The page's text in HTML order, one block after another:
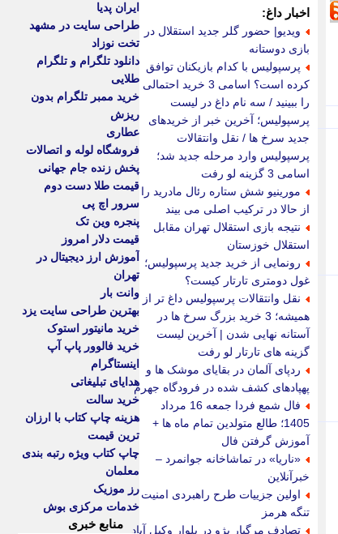
اخبار داغ:
ویدیو| حضور گلر جدید استقلال در
بازی دوستانه
پرسپولیس با کدام بازیکنان توافق
کرده است؟ اسامی 3 خرید احتمالی
را ببینید / سه نام داغ در لیست
پرسپولیس؛ آخرین خبر از خریدهای
جدید سرخ ها / نقل وانتقالات
پرسپولیس وارد مرحله جدید شد؛
اسامی 3 گزینه لو رفت
مورینیو شش ستاره رئال مادرید را
از حالا در ترکیب اصلی می بیند
نتیجه بازی استقلال تهران مقابل
استقلال خوزستان
رونمایی از خرید جدید پرسپولیس؛
غول دومتری تارتار کیست؟
نقل وانتقالات پرسپولیس داغ تر از
همیشه؛ 3 خرید بزرگ سرخ ها در
آستانه نهایی شدن | آخرین لیست
گزینه های تارتار لو رفت
ردپای آلمان در بقایای موشک ها و
پهپادهای کشف شده در فرودگاه جهرم
فال شمع فردا جمعه 16 مرداد
1405؛ طالع متولدین تمام ماه ها +
آموزش گرفتن فال
«ناریا» در تماشاخانه جوانمرد –
خبرآنلاین
اولین جزییات طرح راهبردی امنیت
تنگه هرمز
تصادف مرگبار پژو در بلوار وکیل آباد
ایران پدیا
طراحی سایت در مشهد
تخت نوزاد
دانلود تلگرام و تلگرام
طلایی
خرید ممبر تلگرام بدون
ریزش
عطاری
فروشگاه لوله و اتصالات
پخش زنده جام جهانی
قیمت طلا دست دوم
سرور اچ پی
پنجره وین تک
قیمت دلار امروز
آموزش ارز دیجیتال در
تهران
وانت بار
بهترین طراحی سایت یزد
خرید مانیتور استوک
خرید فالوور پاپ آپ
اینستاگرام
هدایای تبلیغاتی
خرید سالت
هزینه چاپ کتاب با ارزان
ترین قیمت
چاپ کتاب ویژه رتبه بندی
معلمان
رز موزیک
خدمات مرکزی بوش
منابع خبری